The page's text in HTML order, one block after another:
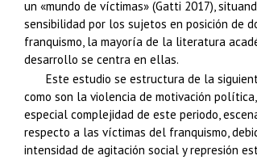
un «mundo de víctimas» (Gatti 2017),
sensibilidad por los sujetos en posición de
franquismo, la mayoría de la literatura
desarrollo se centra en ellas.
Este estudio se estructura de la
como son la violencia de motivación
especial complejidad de este periodo,
respecto a las víctimas del franquismo,
intensidad de agitación social y represión